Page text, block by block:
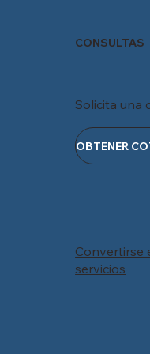
CONSULTAS
Solicita una
Convertirse
servicios